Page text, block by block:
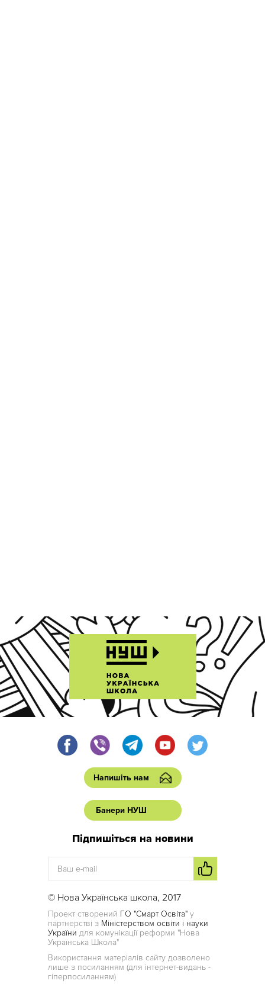
Напишіть нам
Банери НУШ
Підпишіться на новини
© Нова Українська школа, 2017
Проект створений ГО "Смарт Освіта" у
партнерстві з Міністерством освіти і науки
України для комунікації реформи "Нова
Українська Школа"
Використання матеріалів сайту дозволено
лише з посиланням (для інтернет-видань -
гіперпосиланням)